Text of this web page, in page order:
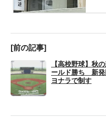
[前の記事]
【高校野球】秋
ールド勝ち 新発
ヨナラで制す